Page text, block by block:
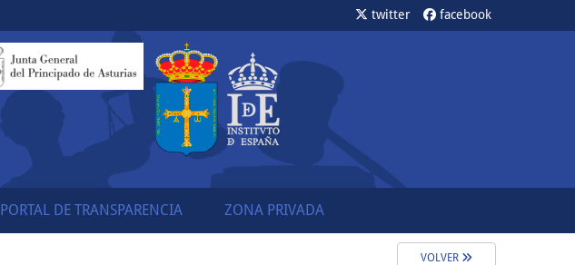
twitter facebook
PORTAL DE TRANSPARENCIA ZONA PRIVADA
VOLVER